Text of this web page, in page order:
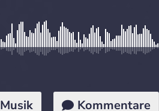
Musik Kommentare